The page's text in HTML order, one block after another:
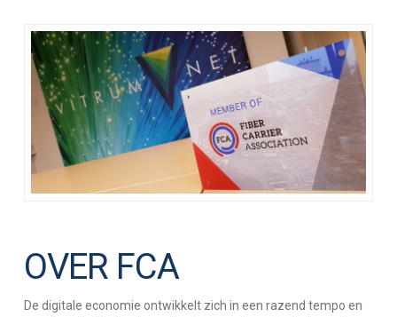
OVER FCA
De digitale economie ontwikkelt zich in een razend tempo en